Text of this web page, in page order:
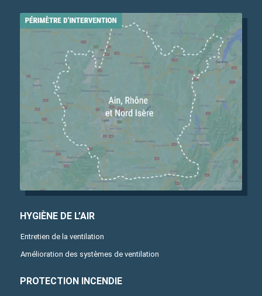
HYGIÈNE DE L’AIR
Entretien de la ventilation
Amélioration des systèmes de ventilation
PROTECTION INCENDIE